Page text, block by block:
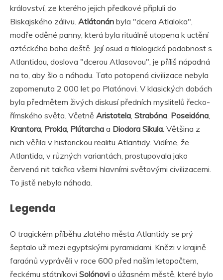
království, ze kterého jejich předkové připluli do
Biskajského zálivu. Atlátonán byla "dcera Atlaloka",
modře oděné panny, která byla rituálně utopena k uctění
aztéckého boha deště. Její osud a filologická podobnost s
Atlantidou, doslova "dcerou Atlasovou", je příliš nápadná
na to, aby šlo o náhodu. Tato potopená civilizace nebyla
zapomenuta 2 000 let po Platónovi. V klasických dobách
byla předmětem živých diskusí předních myslitelů řecko-
římského světa. Včetně Aristotela Strabóna Poseidóna
Krantora Prokla Plútarcha a Diodora Sikula . Většina z
nich věřila v historickou realitu Atlantidy. Vidíme, že
Atlantida, v různých variantách, prostupovala jako
červená nit takřka všemi hlavními světovými civilizacemi.
To jistě nebyla náhoda.
Legenda
O tragickém příběhu zlatého města Atlantidy se prý
šeptalo už mezi egyptskými pyramidami. Knězi v krajině
faraónů vyprávěli v roce 600 před naším letopočtem,
řeckému státníkovi Solónovi o úžasném městě, které bylo